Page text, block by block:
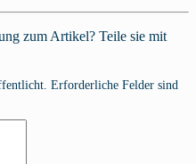
zum Artikel? Teile sie mit
Erforderliche Felder sind